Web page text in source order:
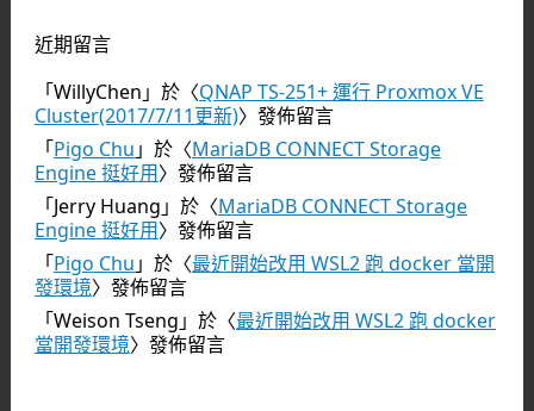
近期留言
「WillyChen 」於〈QNAP TS-251+ 運行 Proxmox VE
Cluster(2017/7/11更新)〉發佈留言
「Pigo Chu 」於〈MariaDB CONNECT Storage
Engine 挺好用〉發佈留言
「Jerry Huang 」於〈MariaDB CONNECT Storage
Engine 挺好用〉發佈留言
「Pigo Chu 」於〈最近開始改用 WSL2 跑 docker 當開
發環境〉發佈留言
「Weison Tseng 」於〈最近開始改用 WSL2 跑 docker
當開發環境〉發佈留言